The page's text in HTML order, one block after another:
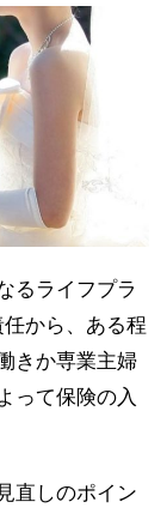
るライフプラ
から、ある程
きか専業主婦
って保険の入
直しのポイン